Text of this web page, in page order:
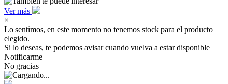
Ver más
×
Lo sentimos, en este momento no tenemos stock para el producto
elegido.
Si lo deseas, te podemos avisar cuando vuelva a estar disponible
Notificarme
No gracias